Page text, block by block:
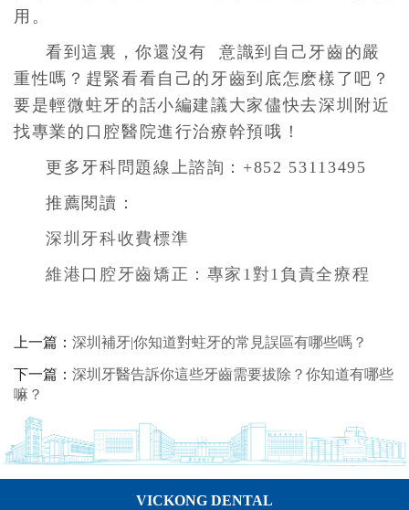
用。
看到這裏，你還沒有 意識到自己牙齒的嚴
重性嗎？趕緊看看自己的牙齒到底怎麽樣了吧？
要是輕微蛀牙的話小編建議大家儘快去深圳附近
找專業的口腔醫院進行治療幹預哦！
更多牙科問題線上諮詢：+852 53113495
推薦閱讀：
深圳牙科收費標準
維港口腔牙齒矯正：專家1對1負責全療程
上一篇： 深圳補牙|你知道對蛀牙的常見誤區有哪些嗎？
下一篇： 深圳牙醫告訴你這些牙齒需要拔除？你知道有哪些
嘛？
VICKONG DENTAL